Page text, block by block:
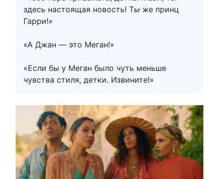
здесь настоящая новость! Ты же принц
Гарри!»
«А Джан — это Меган!»
«Если бы у Меган было чуть меньше
чувства стиля, детки. Извините!»